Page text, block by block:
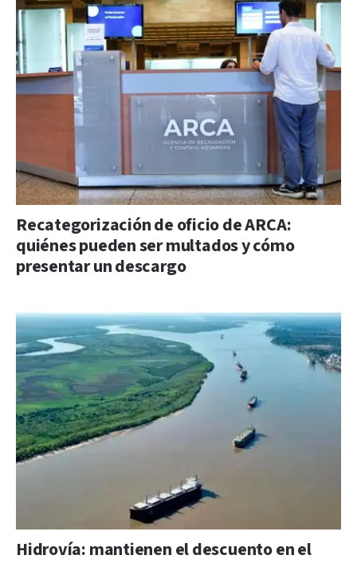
Recategorización de oficio de ARCA:
quiénes pueden ser multados y cómo
presentar un descargo
Hidrovía: mantienen el descuento en el